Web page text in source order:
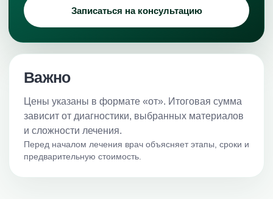
Записаться на консультацию
Важно
Цены указаны в формате «от». Итоговая сумма
зависит от диагностики, выбранных материалов
и сложности лечения.
Перед началом лечения врач объясняет этапы, сроки и
предварительную стоимость.
Имплантация зубов
Контакты
Специалисты